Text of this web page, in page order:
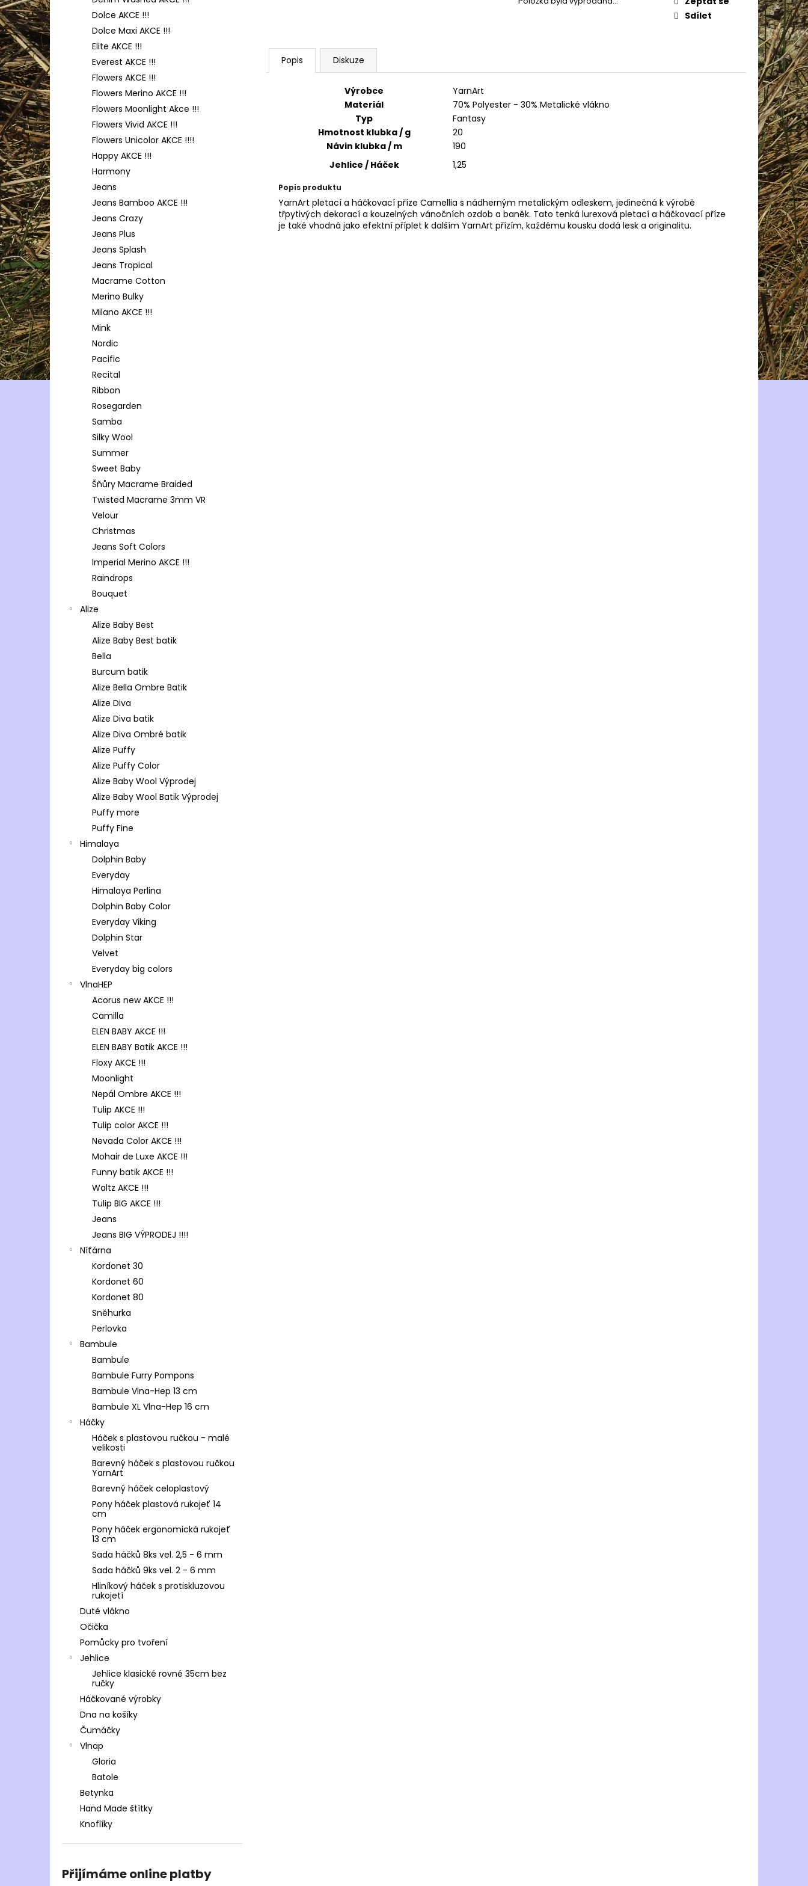
l
Dolce AKCE !!!
Dolce Maxi AKCE !!!
Elite AKCE !!!
Everest AKCE !!!
Flowers AKCE !!!
Flowers Merino AKCE !!!
Flowers Moonlight Akce !!!
Flowers Vivid AKCE !!!
Flowers Unicolor AKCE !!!!
Happy AKCE !!!
Harmony
Jeans
Jeans Bamboo AKCE !!!
Jeans Crazy
Jeans Plus
Jeans Splash
Jeans Tropical
Macrame Cotton
Merino Bulky
Milano AKCE !!!
Mink
Nordic
Pacific
Recital
Ribbon
Rosegarden
Samba
Silky Wool
Summer
Sweet Baby
Šňůry Macrame Braided
Twisted Macrame 3mm VR
Velour
Christmas
Jeans Soft Colors
Imperial Merino AKCE !!!
Raindrops
Bouquet
Alize
Alize Baby Best
Alize Baby Best batik
Bella
Burcum batik
Alize Bella Ombre Batik
Alize Diva
Alize Diva batik
Alize Diva Ombré batik
Alize Puffy
Alize Puffy Color
Alize Baby Wool Výprodej
Alize Baby Wool Batik Výprodej
Puffy more
Puffy Fine
Himalaya
Dolphin Baby
Everyday
Himalaya Perlina
Dolphin Baby Color
Everyday Viking
Dolphin Star
Velvet
Everyday big colors
VlnaHEP
Acorus new AKCE !!!
Camilla
ELEN BABY AKCE !!!
ELEN BABY Batik AKCE !!!
Floxy AKCE !!!
Moonlight
Nepál Ombre AKCE !!!
Tulip AKCE !!!
Tulip color AKCE !!!
Nevada Color AKCE !!!
Mohair de Luxe AKCE !!!
Funny batik AKCE !!!
Waltz AKCE !!!
Tulip BIG AKCE !!!
Jeans
Jeans BIG VÝPRODEJ !!!!
Níťárna
Kordonet 30
Kordonet 60
Kordonet 80
Sněhurka
Perlovka
Bambule
Bambule
Bambule Furry Pompons
Bambule Vlna-Hep 13 cm
Bambule XL Vlna-Hep 16 cm
Háčky
Háček s plastovou ručkou - malé
velikosti
Barevný háček s plastovou ručkou
YarnArt
Barevný háček celoplastový
Pony háček plastová rukojeť 14
cm
Pony háček ergonomická rukojeť
13 cm
Sada háčků 8ks vel. 2,5 - 6 mm
Sada háčků 9ks vel. 2 - 6 mm
Hliníkový háček s protiskluzovou
rukojetí
Duté vlákno
Očička
Pomůcky pro tvoření
Jehlice
Jehlice klasické rovné 35cm bez
ručky
Háčkované výrobky
Dna na košíky
Čumáčky
Vlnap
Gloria
Batole
Betynka
Hand Made štítky
Knoflíky
Přijímáme online platby
Sdílet
Popis Diskuze
Výrobce
YarnArt
Materiál
70% Polyester - 30% Metalické vlákno
Typ
Fantasy
Hmotnost klubka / g
20
Návin klubka / m
190
Jehlice / Háček
1,25
Popis produktu
YarnArt pletací a háčkovací příze Camellia s nádherným metalickým odleskem, jedinečná k výrobě
třpytivých dekorací a kouzelných vánočních ozdob a baněk. Tato tenká lurexová pletací a háčkovací příze
je také vhodná jako efektní příplet k dalším YarnArt přízím, každému kousku dodá lesk a originalitu.
HIMALAYA DOLPHIN BABY 80356
60 Kč
HARMONY A1